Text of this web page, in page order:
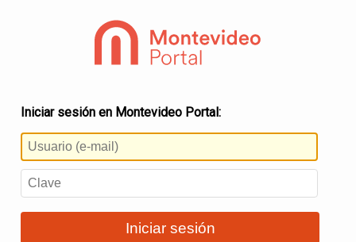
Iniciar sesión en Montevideo Portal:
Iniciar sesión